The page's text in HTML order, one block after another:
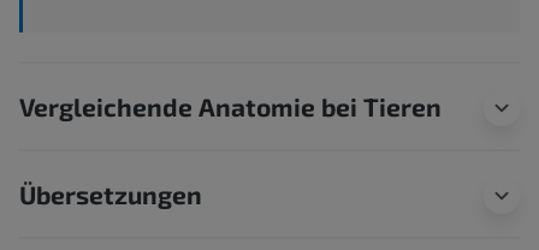
Vergleichende Anatomie bei Tieren
Übersetzungen